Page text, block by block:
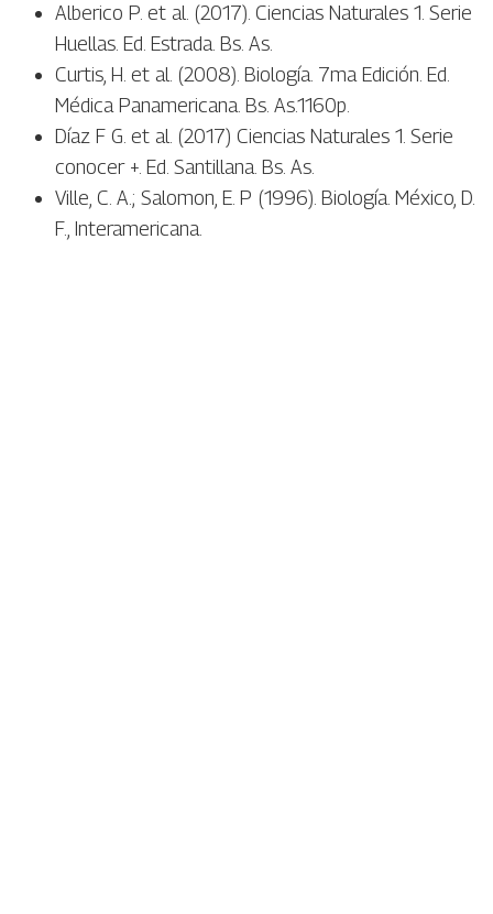
Alberico P. et al. (2017). Ciencias Naturales 1. Serie
Huellas. Ed. Estrada. Bs. As.
Curtis, H. et al. (2008). Biología. 7ma Edición. Ed.
Médica Panamericana. Bs. As.1160p.
Díaz F G. et al. (2017) Ciencias Naturales 1. Serie
conocer +. Ed. Santillana. Bs. As.
Ville, C. A.; Salomon, E. P (1996). Biología. México, D.
F., Interamericana.